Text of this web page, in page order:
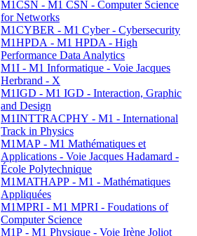
M1CSN - M1 CSN - Computer Science
for Networks
M1CYBER - M1 Cyber - Cybersecurity
M1HPDA - M1 HPDA - High
Performance Data Analytics
M1I - M1 Informatique - Voie Jacques
Herbrand - X
M1IGD - M1 IGD - Interaction, Graphic
and Design
M1INTTRACPHY - M1 - International
Track in Physics
M1MAP - M1 Mathématiques et
Applications - Voie Jacques Hadamard -
École Polytechnique
M1MATHAPP - M1 - Mathématiques
Appliquées
M1MPRI - M1 MPRI - Foudations of
Computer Science
M1P - M1 Physique - Voie Irène Joliot